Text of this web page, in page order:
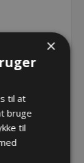
×
til at
bruge
til